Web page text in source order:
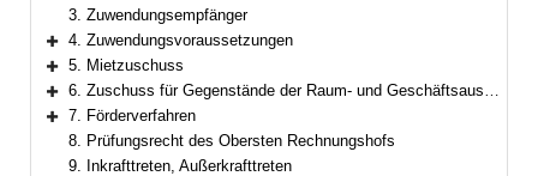
3. Zuwendungsempfänger
Bereich erweitern
4. Zuwendungsvoraussetzungen
Bereich erweitern
5. Mietzuschuss
Bereich erweitern
6. Zuschuss für Gegenstände der Raum- und Geschäftsausstattung (Gebrauchsgüter, Verbrauchsgüter, Anlagegüter)
Bereich erweitern
7. Förderverfahren
8. Prüfungsrecht des Obersten Rechnungshofs
9. Inkrafttreten, Außerkrafttreten